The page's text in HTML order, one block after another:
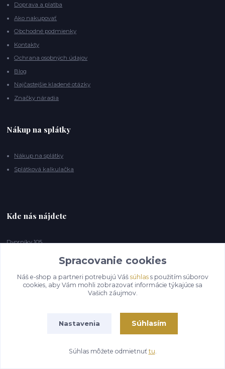
Doprava a platba
Ako nakupovať
Obchodné podmienky
Kontakty
Ochrana osobných údajov
Blog
Najčastejšie kladené otázky
Značky náradia
Nákup na splátky
Nákup na splátky
Splátková kalkulačka
Kde nás nájdete
Dvorníky 105
96268 Hontianske TesáreSpracovanie cookies
Náš e-shop a partneri potrebujú Váš súhlass použitím súborov
cookies, aby Vám mohli zobrazovať informácie týkajúce sa
Vašich záujmov.
Nastavenia Súhlasím
Súhlas môžete odmietnuť tu